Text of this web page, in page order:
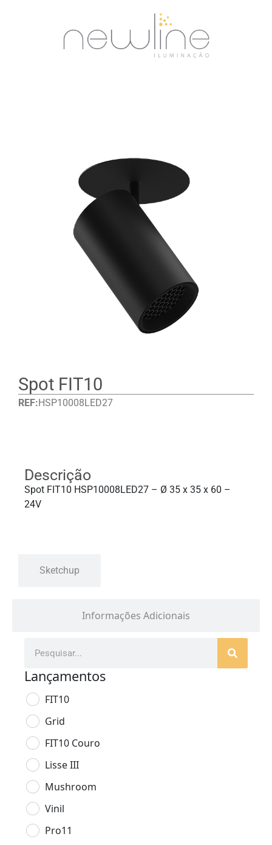
Spot FIT10
REF: HSP10008LED27
Informações Adicionais
Descrição
Spot FIT10 HSP10008LED27 – Ø 35 x 35 x 60 –
24V
Sketchup
Lançamentos
FIT10
Grid
FIT10 Couro
Lisse III
Mushroom
Vinil
Pro11